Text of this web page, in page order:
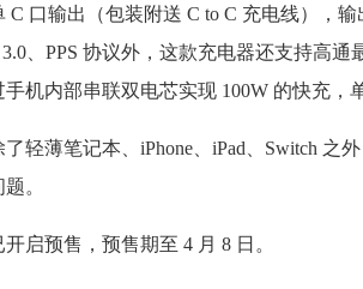
C 口输出（包装附送 C to C 充电线），
、PPS 协议外，这款充电器还支持高
机内部串联双电芯实现 100W 的快充，
轻薄笔记本、iPhone、iPad、Switch 之
。
启预售，预售期至 4 月 8 日。